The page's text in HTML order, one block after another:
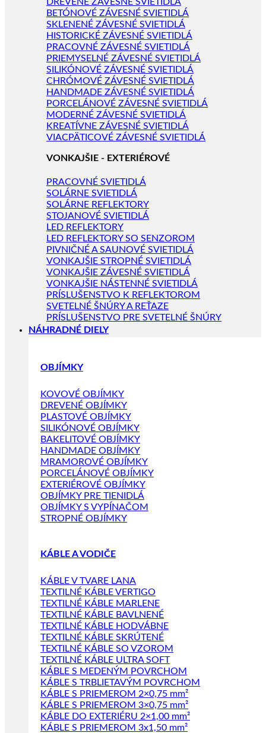
DREVENÉ ZÁVESNÉ SVIETIDLÁ
BETÓNOVÉ ZÁVESNÉ SVIETIDLÁ
SKLENENÉ ZÁVESNÉ SVIETIDLÁ
HISTORICKÉ ZÁVESNÉ SVIETIDLÁ
PRACOVNÉ ZÁVESNÉ SVIETIDLÁ
PRIEMYSELNÉ ZÁVESNÉ SVIETIDLÁ
SILIKÓNOVÉ ZÁVESNÉ SVIETIDLÁ
CHRÓMOVÉ ZÁVESNÉ SVIETIDLÁ
HANDMADE ZÁVESNÉ SVIETIDLÁ
PORCELÁNOVÉ ZÁVESNÉ SVIETIDLÁ
MODERNÉ ZÁVESNÉ SVIETIDLÁ
KREATÍVNE ZÁVESNÉ SVIETIDLÁ
VIACPÄTICOVÉ ZÁVESNÉ SVIETIDLÁ
VONKAJŠIE - EXTERIÉROVÉ
PRACOVNÉ SVIETIDLÁ
SOLÁRNE SVIETIDLÁ
SOLÁRNE REFLEKTORY
STOJANOVÉ SVIETIDLÁ
LED REFLEKTORY
LED REFLEKTORY SO SENZOROM
PIVNIČNÉ A SAUNOVÉ SVIETIDLÁ
VONKAJŠIE STROPNÉ SVIETIDLÁ
VONKAJŠIE ZÁVESNÉ SVIETIDLÁ
VONKAJŠIE NÁSTENNÉ SVIETIDLÁ
PRÍSLUŠENSTVO K REFLEKTOROM
SVETELNÉ ŠNÚRY A REŤAZE
PRÍSLUŠENSTVO PRE SVETELNÉ ŠNÚRY
NÁHRADNÉ DIELY
OBJÍMKY
KOVOVÉ OBJÍMKY
DREVENÉ OBJÍMKY
PLASTOVÉ OBJÍMKY
SILIKÓNOVÉ OBJÍMKY
BAKELITOVÉ OBJÍMKY
HANDMADE OBJÍMKY
MRAMOROVÉ OBJÍMKY
PORCELÁNOVÉ OBJÍMKY
EXTERIÉROVÉ OBJÍMKY
OBJÍMKY PRE TIENIDLÁ
OBJÍMKY S VYPÍNAČOM
STROPNÉ OBJÍMKY
KÁBLE A VODIČE
KÁBLE V TVARE LANA
TEXTILNÉ KÁBLE VERTIGO
TEXTILNÉ KÁBLE MARLENE
TEXTILNÉ KÁBLE BAVLNENÉ
TEXTILNÉ KÁBLE HODVÁBNE
TEXTILNÉ KÁBLE SKRÚTENÉ
TEXTILNÉ KÁBLE SO VZOROM
TEXTILNÉ KÁBLE ULTRA SOFT
KÁBLE S MEDENÝM POVRCHOM
KÁBLE S TRBLIETAVÝM POVRCHOM
KÁBLE S PRIEMEROM 2×0,75 mm²
KÁBLE S PRIEMEROM 3×0,75 mm²
KÁBLE DO EXTERIÉRU 2×1,00 mm²
KÁBLE S PRIEMEROM 3x1,50 mm²